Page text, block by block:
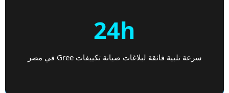
24h
سرعة تلبية فائقة لبلاغات صيانة تكييفات Gree في مصر